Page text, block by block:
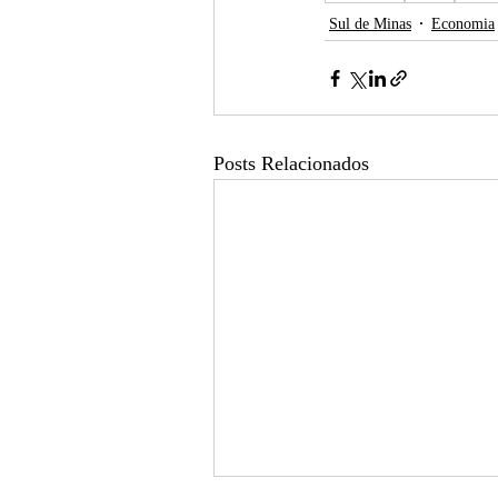
Sul de Minas
Economia
Posts Relacionados